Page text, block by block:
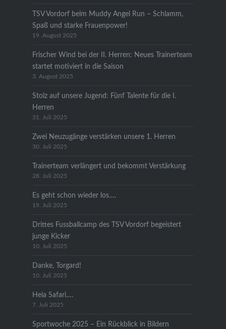
TSV Vordorf beim Muddy Angel Run – Schlamm,
Spaß und starke Frauenpower!
19. August 2025
Frischer Wind bei der II. Herren: Neues Trainerteam
startet motiviert in die Saison
3. August 2025
Stolz auf unsere Jugend: Fünf Talente für die I.
Herren
31. Juli 2025
Zwei Neuzugänge verstärken unsere 1. Herren
30. Juli 2025
Trainerteam verlängert und bekommt Verstärkung
28. Juli 2025
Es geht schon wieder los….
19. Juli 2025
Drittes Fussballcamp des TSV Vordorf begeistert
junge Kicker
10. Juli 2025
Danke, Torgard!
10. Juli 2025
Heia Safari….
7. Juli 2025
Sportwoche 2025 – Ein Rückblick in Bildern